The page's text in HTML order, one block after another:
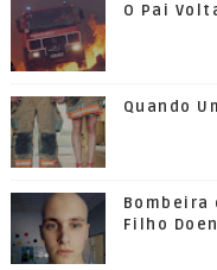
O Pai
Quando
Bombeira
Filho